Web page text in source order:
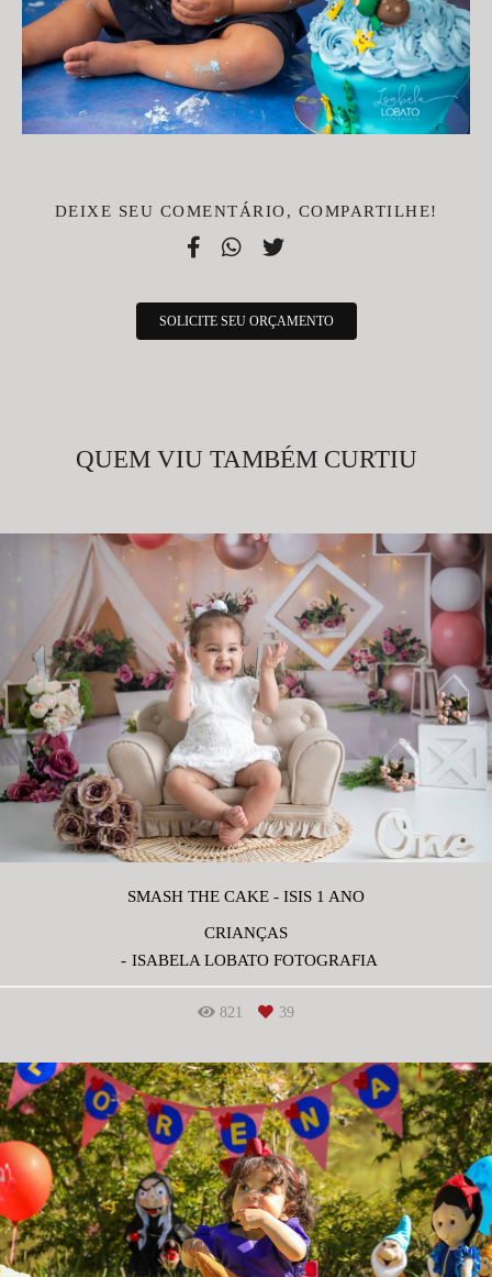
DEIXE SEU COMENTÁRIO, COMPARTILHE!
SOLICITE SEU ORÇAMENTO
QUEM VIU TAMBÉM CURTIU
SMASH THE CAKE - ISIS 1 ANO
CRIANÇAS
ISABELA LOBATO FOTOGRAFIA
821 39